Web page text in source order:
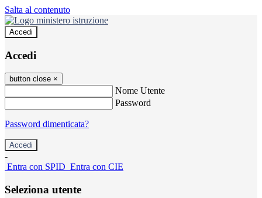
Salta al contenuto
Accedi
Accedi
button close ×
Nome Utente
Password
Password dimenticata?
-
Entra con SPID Entra con CIE
Seleziona utente